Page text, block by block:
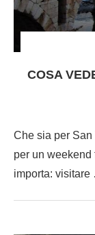
COSA
Che sia per San
per un weekend
importa: